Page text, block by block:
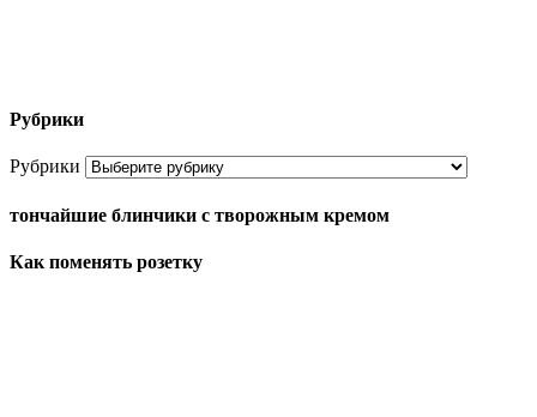
Рубрики
Рубрики
тончайшие блинчики с творожным кремом
Как поменять розетку